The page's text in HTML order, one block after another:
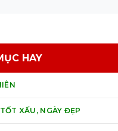
HAY
XẤU, NGÀY ĐẸP